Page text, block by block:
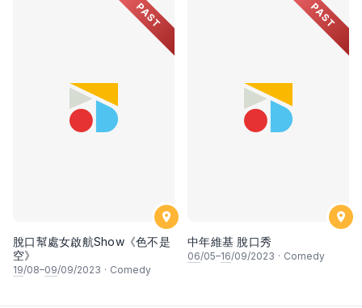
PAST
脫口幫處女啟航Show《色不是
空》
19/08–09/09/2023 · Comedy
PAST
中年維基 脫口秀
06/05–16/09/2023 · Comedy